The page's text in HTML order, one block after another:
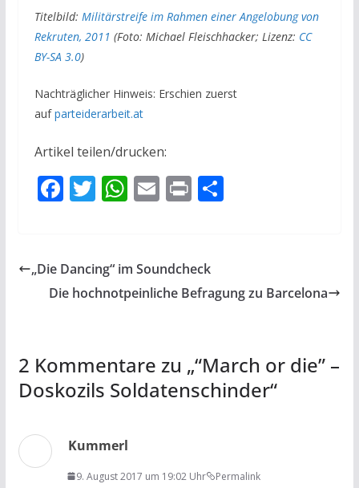
Titelbild: Militärstreife im Rahmen einer Angelobung von
Rekruten, 2011 (Foto: Michael Fleischhacker; Lizenz: CC
BY-SA 3.0)
Nachträglicher Hinweis: Erschien zuerst
aufparteiderarbeit.at
Artikel teilen/drucken:
F
b
o
T
er
W
s
A
E
l
PrT
„Die Dancing“ im Soundcheck
Die hochnotpeinliche Befragung zu Barcelona
2 Kommentare zu „“March or die” –
Doskozils Soldatenschinder“
Kummerl
9. August 2017 um 19:02 Uhr Permalink